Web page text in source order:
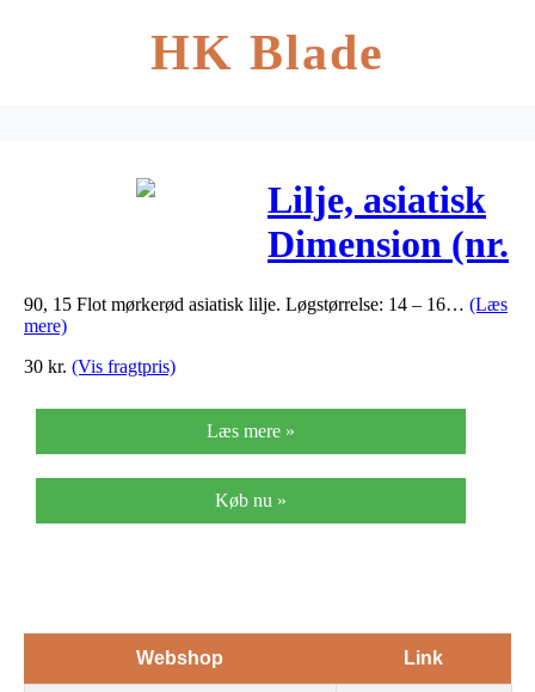
HK Blade
Lilje, asiatisk
Dimension (nr.
86) – Lilium
90, 15 Flot mørkerød asiatisk lilje. Løgstørrelse: 14 – 16… (Læs
mere)
30 kr. (Vis fragtpris)
Læs mere »
Køb nu »
Webshop Link